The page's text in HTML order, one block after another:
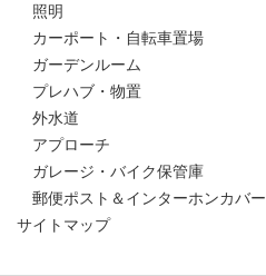
照明
カーポート・自転車置場
ガーデンルーム
プレハブ・物置
外水道
アプローチ
ガレージ・バイク保管庫
郵便ポスト＆インターホンカバー
サイトマップ